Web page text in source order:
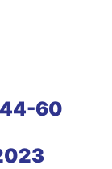
60